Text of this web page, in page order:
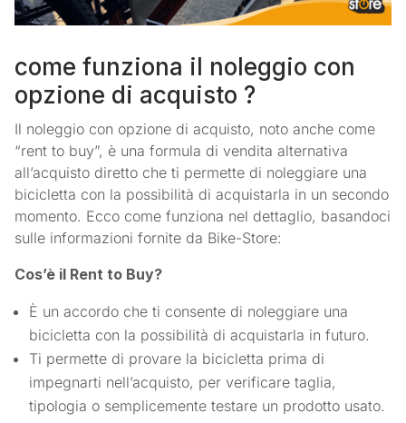
come funziona il noleggio con
opzione di acquisto ?
Il noleggio con opzione di acquisto, noto anche come
“rent to buy”, è una formula di vendita alternativa
all’acquisto diretto che ti permette di noleggiare una
bicicletta con la possibilità di acquistarla in un secondo
momento. Ecco come funziona nel dettaglio, basandoci
sulle informazioni fornite da Bike-Store:
Cos’è il Rent to Buy?
È un accordo che ti consente di noleggiare una
bicicletta con la possibilità di acquistarla in futuro.
Ti permette di provare la bicicletta prima di
impegnarti nell’acquisto, per verificare taglia,
tipologia o semplicemente testare un prodotto usato.